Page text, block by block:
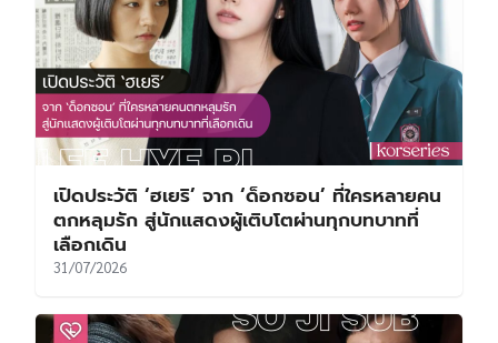
เปิดประวัติ ‘ฮเยริ’ จาก ‘ด็อกซอน’ ที่ใครหลายคน
ตกหลุมรัก สู่นักแสดงผู้เติบโตผ่านทุกบทบาทที่
เลือกเดิน
31/07/2026